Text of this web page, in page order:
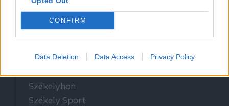
CONFIRM
Data Deletion Data Access Privacy Policy
Látogatottsági adatok
Médiatér
Székelyhon
Székely Sport